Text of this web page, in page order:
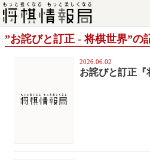
”お詫びと訂正 - 将棋世界”の
2026.06.02
お詫びと訂正『